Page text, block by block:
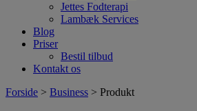
Jettes Fodterapi
Lambæk Services
Blog
Priser
Bestil tilbud
Kontakt os
Forside > Business > Produkt